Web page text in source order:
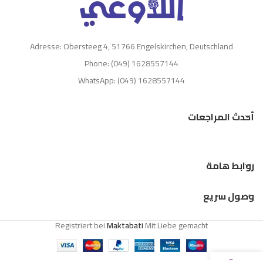
Adresse: Obersteeg 4, 51766 Engelskirchen, Deutschland
Phone: (049) 1628557144
WhatsApp: (049) 1628557144
أحدث المراجعات
روابط هامة
وصول سريع
Registriert beiMaktabatiMit Liebe gemacht